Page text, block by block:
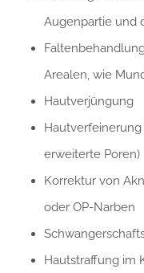
Augenpartie und
Arealen, wie
Hautverjüngung
erweiterte Poren)
Korrektur von
oder OP-Narben
Hautstraffung im